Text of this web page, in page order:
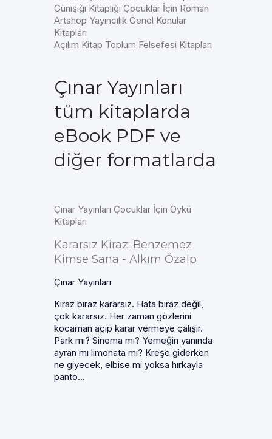
Günışığı Kitaplığı Çocuklar İçin Roman
Artshop Yayıncılık Genel Konular
Kitapları
Açılım Kitap Toplum Felsefesi Kitapları
Çınar Yayınları
tüm kitaplarda
eBook PDF ve
diğer formatlarda
Çınar Yayınları Çocuklar İçin Öykü
Kitapları
Kararsız Kiraz: Benzemez
Kimse Sana - Alkım Özalp
Çınar Yayınları
Kiraz biraz kararsız. Hata biraz değil,
çok kararsız. Her zaman gözlerini
kocaman açıp karar vermeye çalışır.
Park mı? Sinema mı? Yemeğin yanında
ayran mı limonata mı? Kreşe giderken
ne giyecek, elbise mi yoksa hırkayla
panto...